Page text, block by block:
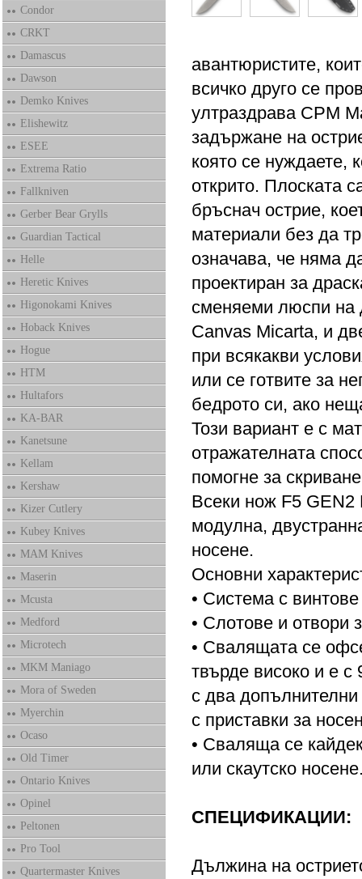
Condor
CRKT
Damascus
Dawson
Demko Knives
Elishewitz
ESEE
Extrema Ratio
Fallkniven
Gerber Bear Grylls
Guardian Tactical
Helle
Heretic Knives
Higonokami Knives
Hoback Knives
Hogue
HTM
Hultafors
KA-BAR
Kanetsune
Kellam
Kershaw
Kizer Cutlery
Kubey Knives
MAM Knives
Maserin
Mcusta
Medford
Microtech
MKM Maniago
Mora of Sweden
Myerchin
Ocaso
Old Timer
Ontario Knives
Opinel
Peltonen
Pro Tool
Quartermaster Knives
авантюристите,
всичко друго се
ултраздрава CPM
задържане на
която се нуждаете,
открито. Плоската
бръснач острие,
материали без да
означава, че няма
проектиран за
сменяеми люспи на
Canvas Micarta, и
при всякакви
или се готвите за
бедрото си, ако
Този вариант е с
отражателната
помогне за
Всеки нож F5 GEN2
модулна,
носене.
Основни
• Система с
• Слотове и отвори
• Свалящата се
твърде високо и е с
с два
с приставки за
• Сваляща се
или скаутско
СПЕЦИФИКАЦИИ:
Дължина на